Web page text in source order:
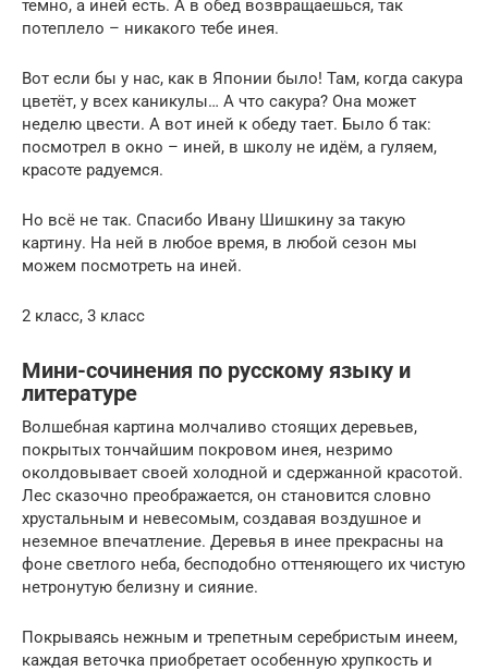
темно, а иней есть. А в обед возвращаешься, так
потеплело – никакого тебе инея.
Вот если бы у нас, как в Японии было! Там, когда сакура
цветёт, у всех каникулы… А что сакура? Она может
неделю цвести. А вот иней к обеду тает. Было б так:
посмотрел в окно – иней, в школу не идём, а гуляем,
красоте радуемся.
Но всё не так. Спасибо Ивану Шишкину за такую
картину. На ней в любое время, в любой сезон мы
можем посмотреть на иней.
2 класс, 3 класс
Мини-сочинения по русскому языку и
литературе
Волшебная картина молчаливо стоящих деревьев,
покрытых тончайшим покровом инея, незримо
околдовывает своей холодной и сдержанной красотой.
Лес сказочно преображается, он становится словно
хрустальным и невесомым, создавая воздушное и
неземное впечатление. Деревья в инее прекрасны на
фоне светлого неба, бесподобно оттеняющего их чистую
нетронутую белизну и сияние.
Покрываясь нежным и трепетным серебристым инеем,
каждая веточка приобретает особенную хрупкость и